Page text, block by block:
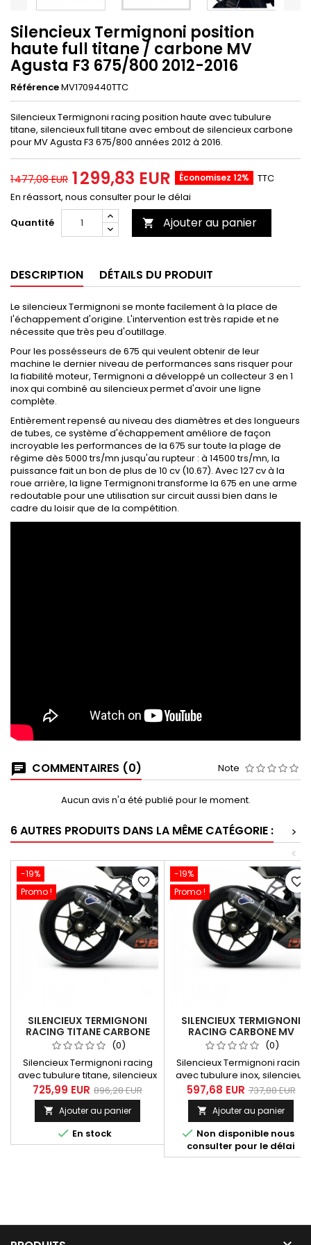
Silencieux Termignoni position
haute full titane / carbone MV
Agusta F3 675/800 2012-2016
RéférenceMV1709440TTC
Silencieux Termignoni racing position haute avec tubulure
titane, silencieux full titane avec embout de silencieux carbone
pour MV Agusta F3 675/800 années 2012 à 2016.
1 477,08 EUR 1 299,83 EUR Économisez 12%
TTC
En réassort, nous consulter pour le délai
Quantité
 Ajouter au panier
DESCRIPTION DÉTAILS DU PRODUIT
Le silencieux Termignoni se monte facilement à la place de
l'échappement d'origine. L'intervention est très rapide et ne
nécessite que très peu d'outillage.
Pour les possésseurs de 675 qui veulent obtenir de leur
machine le dernier niveau de performances sans risquer pour
la fiabilité moteur, Termignoni a développé un collecteur 3 en 1
inox qui combiné au silencieux permet d'avoir une ligne
complète.
Entièrement repensé au niveau des diamètres et des longueurs
de tubes, ce système d'échappement améliore de façon
incroyable les performances de la 675 sur toute la plage de
régime dès 5000 trs/mn jusqu'au rupteur : à 14500 trs/mn, la
puissance fait un bon de plus de 10 cv (10.67). Avec 127 cv à la
roue arrière, la ligne Termignoni transforme la 675 en une arme
redoutable pour une utilisation sur circuit aussi bien dans le
cadre du loisir que de la compétition.
COMMENTAIRES (0) Note
Aucun avis n'a été publié pour le moment.
6 AUTRES PRODUITS DANS LA MÊME CATÉGORIE :
>
<
-19%
Promo !
SILENCIEUX TERMIGNONI
RACING TITANE CARBONE
MV AGUSTA F3 675/800
2012-2016
(0)
Silencieux Termignoni racing
avec tubulure titane, silencieux
tout carbone (enveloppe et
embout de silencieux) pour MV
Agusta F3 675/800 années 2012
à 2016.
725,99 EUR 896,28 EUR
 Ajouter au panier
 En stock
favorite_border
-19%
Promo !
SILENCIEUX TERMIGNONI
RACING CARBONE MV
AGUSTA F3 675/800 2012-
2016
(0)
Silencieux Termignoni racing
avec tubulure inox, silencieux
tout carbone (enveloppe et
embout de silencieux) pour MV
Agusta F3 675/800 années 2012
à 2016.
597,68 EUR 737,88 EUR
 Ajouter au panier
 Non disponible nous
consulter pour le délai
favorite_border